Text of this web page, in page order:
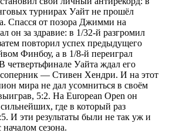
турнирах Уайт не прошёл
Спасся от позора Джимми на
он за здравие: в 1/32-й разгромил
повторил успех предыдущего
Финбоу, а в 1/8-й переиграл
четвертьфинале Уайта ждал его
— Стивен Хендри. И на этот
мира не дал усомниться в своём
5:2. На European Open он
где в который раз
И эти результаты были не так уж и
сезона.